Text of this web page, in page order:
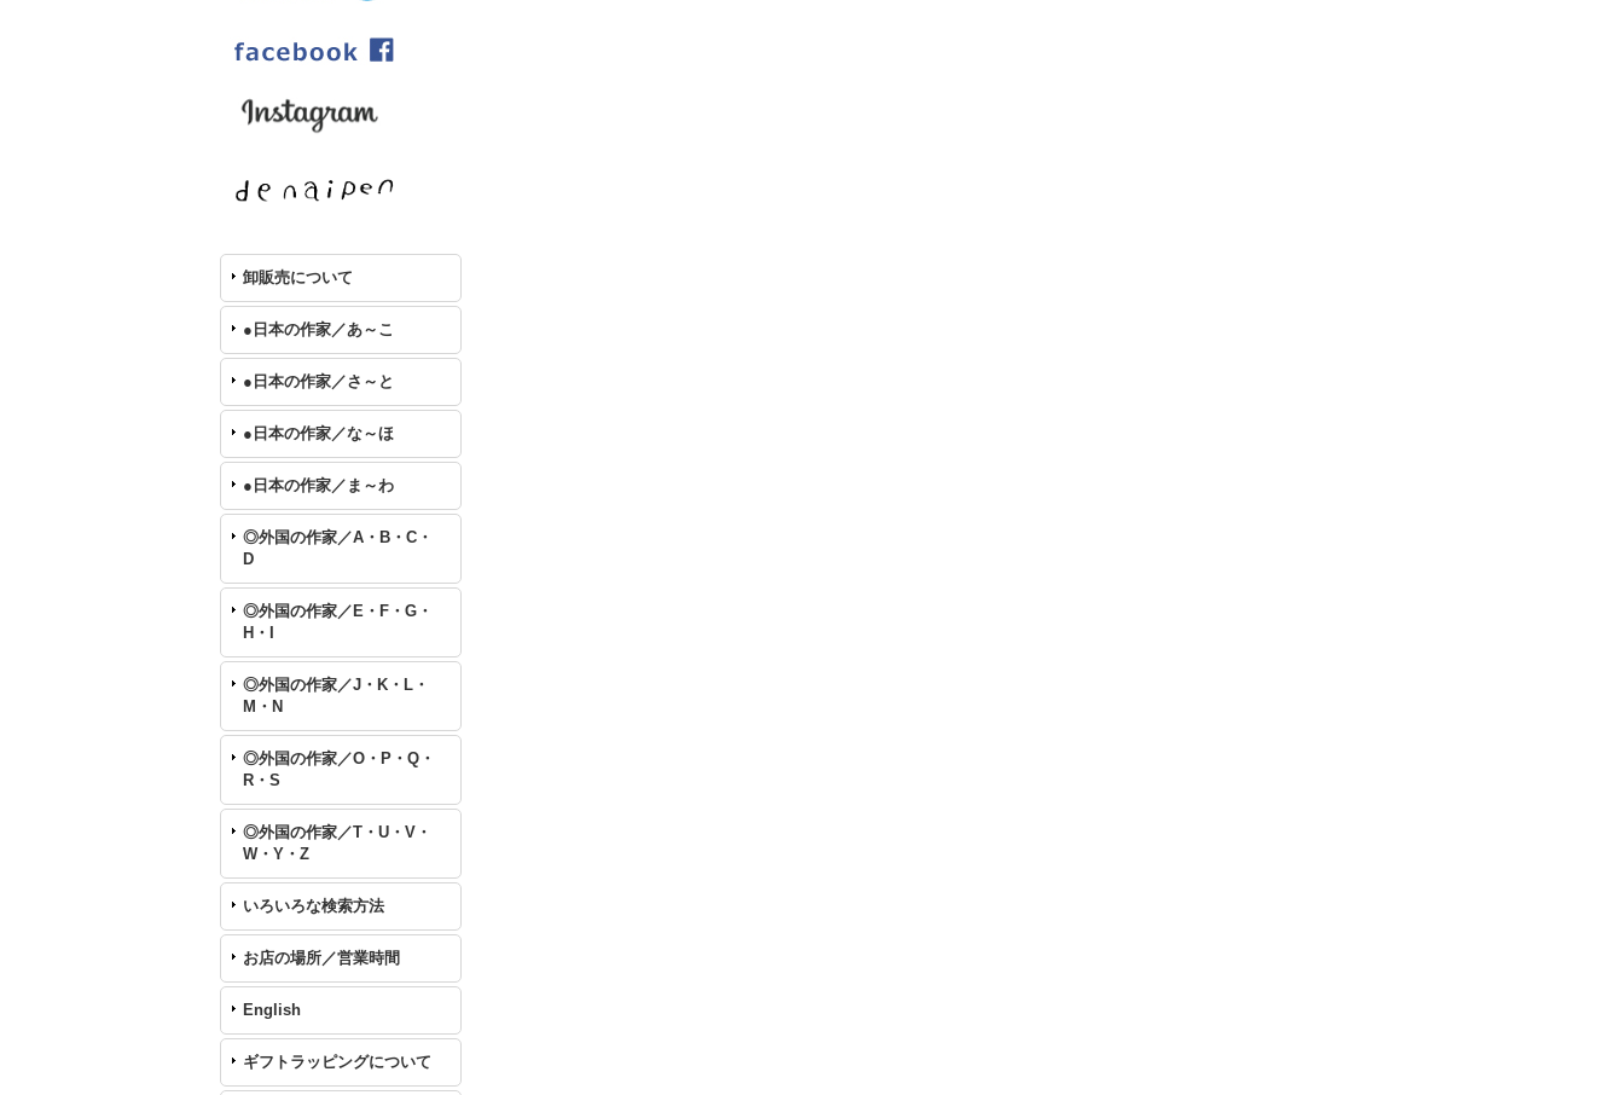
卸販売について
●日本の作家／あ～こ
●日本の作家／さ～と
●日本の作家／な～ほ
●日本の作家／ま～わ
◎外国の作家／A・B・C・
D
◎外国の作家／E・F・G・
H・I
◎外国の作家／J・K・L・
M・N
◎外国の作家／O・P・Q・
R・S
◎外国の作家／T・U・V・
W・Y・Z
いろいろな検索方法
お店の場所／営業時間
English
ギフトラッピングについて